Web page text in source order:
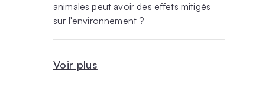
animales peut avoir des effets mitigés
sur l'environnement ?
Voir plus